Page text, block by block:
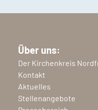
Über uns:
Der Kirchenkreis
Kontakt
Aktuelles
Stellenangebote